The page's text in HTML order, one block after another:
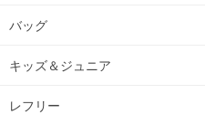
バッグ
キッズ＆ジュニア
レフリー